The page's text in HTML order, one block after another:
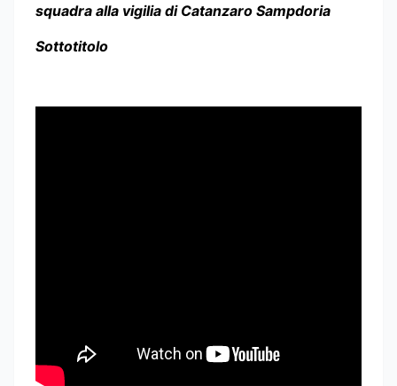
squadra alla vigilia di Catanzaro Sampdoria
Sottotitolo